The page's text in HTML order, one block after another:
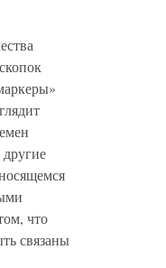
что
связаны